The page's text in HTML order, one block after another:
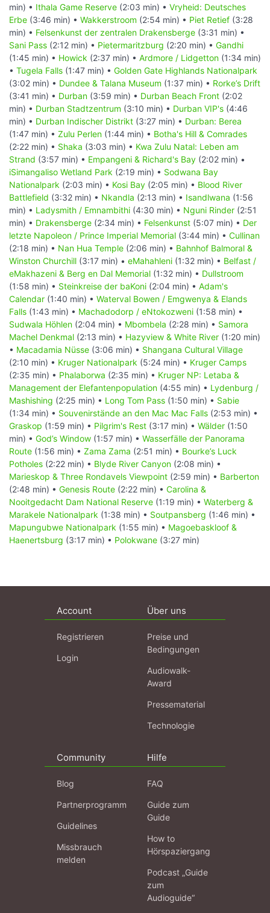
min) • Ithala Game Reserve (2:03 min) • Vryheid: Deutsches
Erbe (3:46 min) • Wakkerstroom (2:54 min) • Piet Retief (3:28
min) • Felsenkunst der zentralen Drakensberge (3:31 min) •
Sani Pass (2:12 min) • Pietermaritzburg (2:20 min) • Gandhi
(1:45 min) • Howick (2:37 min) • Ardmore / Lidgetton (1:34 min)
• Tugela Falls (1:47 min) • Golden Gate Highlands Nationalpark
(3:02 min) • Dundee & Talana Museum (1:37 min) • Rorke’s Drift
(3:41 min) • Durban (3:59 min) • Durban Beach Front (2:02
min) • Durban Stadtzentrum (3:10 min) • Durban VIP's (4:46
min) • Durban Indischer Distrikt (3:27 min) • Durban: Berea
(1:47 min) • Zulu Perlen (1:44 min) • Botha's Hill & Comrades
(2:22 min) • Shaka (3:03 min) • Kwa Zulu Natal: Leben am
Strand (3:57 min) • Empangeni & Richard's Bay (2:02 min) •
iSimangaliso Wetland Park (2:19 min) • Sodwana Bay
Nationalpark (2:03 min) • Kosi Bay (2:05 min) • Blood River
Battlefield (3:32 min) • Nkandla (2:13 min) • Isandlwana (1:56
min) • Ladysmith / Emnambithi (4:30 min) • Nguni Rinder (2:51
min) • Drakensberge (2:34 min) • Felsenkunst (5:07 min) • Der
letzte Napoleon / Prince Imperial Memorial (3:44 min) • Cullinan
(2:18 min) • Nan Hua Temple (2:06 min) • Bahnhof Balmoral &
Winston Churchill (3:17 min) • eMahahleni (1:32 min) • Belfast /
eMakhazeni & Berg en Dal Memorial (1:32 min) • Dullstroom
(1:58 min) • Steinkreise der baKoni (2:04 min) • Adam's
Calendar (1:40 min) • Waterval Bowen / Emgwenya & Elands
Falls (1:43 min) • Machadodorp / eNtokozweni (1:58 min) •
Sudwala Höhlen (2:04 min) • Mbombela (2:28 min) • Samora
Machel Denkmal (2:13 min) • Hazyview & White River (1:20 min)
• Macadamia Nüsse (3:06 min) • Shangana Cultural Village
(2:10 min) • Kruger Nationalpark (5:24 min) • Kruger Camps
(2:35 min) • Phalaborwa (2:35 min) • Kruger NP: Letaba &
Management der Elefantenpopulation (4:55 min) • Lydenburg /
Mashishing (2:25 min) • Long Tom Pass (1:50 min) • Sabie
(1:34 min) • Souvenirstände an den Mac Mac Falls (2:53 min) •
Graskop (1:59 min) • Pilgrim's Rest (3:17 min) • Wälder (1:50
min) • God’s Window (1:57 min) • Wasserfälle der Panorama
Route (1:56 min) • Zama Zama (2:51 min) • Bourke’s Luck
Potholes (2:22 min) • Blyde River Canyon (2:08 min) •
Marieskop & Three Rondavels Viewpoint (2:59 min) • Barberton
(2:48 min) • Genesis Route (2:22 min) • Carolina &
Nooitgedacht Dam National Reserve (1:19 min) • Waterberg &
Marakele Nationalpark (1:38 min) • Soutpansberg (1:46 min) •
Mapungubwe Nationalpark (1:55 min) • Magoebaskloof &
Haenertsburg (3:17 min) • Polokwane (3:27 min)
Account
Registrieren
Login
Über uns
Preise und
Bedingungen
Audiowalk-
Award
Pressematerial
Technologie
Community
Blog
Partnerprogramm
Guidelines
Missbrauch
melden
Hilfe
FAQ
Guide zum
Guide
How to
Hörspaziergang
Podcast „Guide
zum
Audioguide“